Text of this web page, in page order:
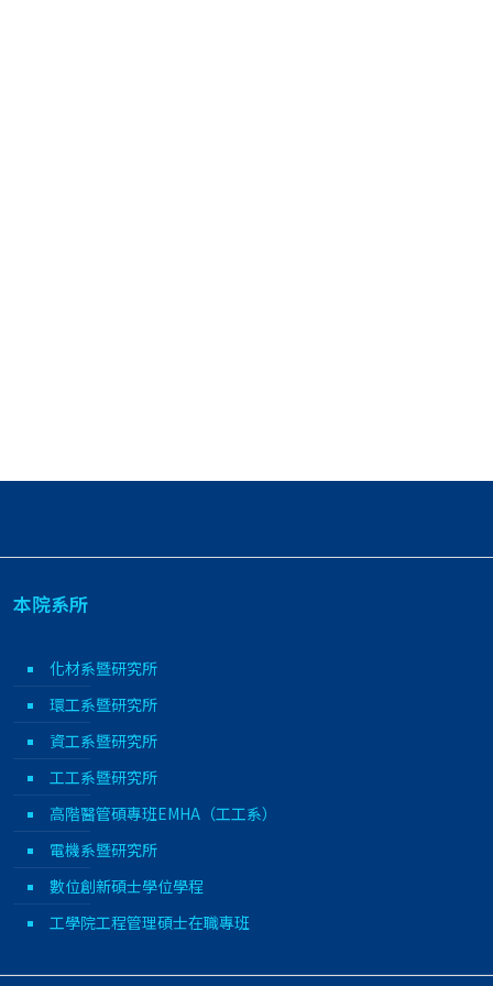
本院系所
化材系暨研究所
環工系暨研究所
資工系暨研究所
工工系暨研究所
高階醫管碩專班EMHA（工工系）
電機系暨研究所
數位創新碩士學位學程
工學院工程管理碩士在職專班